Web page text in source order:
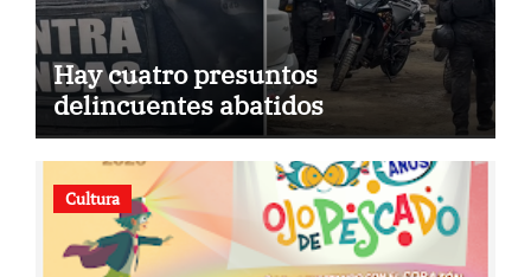
Hay cuatro presuntos
delincuentes abatidos
Cultura